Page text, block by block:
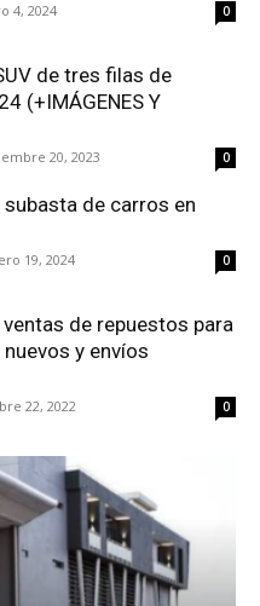
4, 2024 0
de tres filas de
(+IMÁGENES Y
20, 2023 0
de carros en
19, 2024 0
de repuestos para
y envíos
22, 2022 0